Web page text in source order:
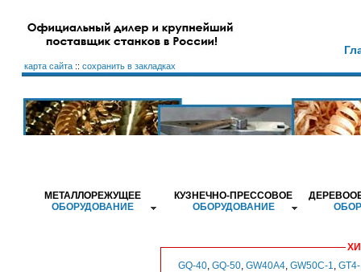
карта сайта :: сохранить в закладках
МЕТАЛЛОРЕЖУЩЕЕ
ОБОРУДОВАНИЕ
КУЗНЕЧНО-ПРЕССОВОЕ
ОБОРУДОВАНИЕ
GQ-40, GQ-50, GW40A4, GW50C-1,